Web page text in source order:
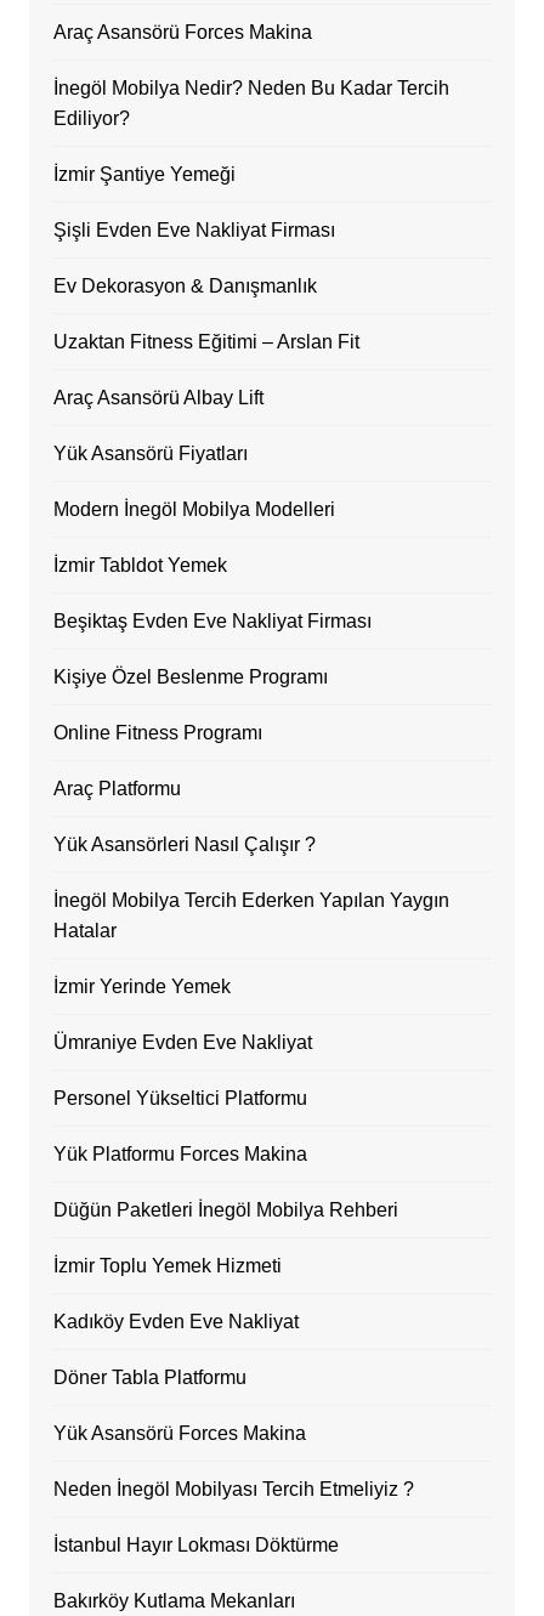
Araç Asansörü Forces Makina
İnegöl Mobilya Nedir? Neden Bu Kadar Tercih
Ediliyor?
İzmir Şantiye Yemeği
Şişli Evden Eve Nakliyat Firması
Ev Dekorasyon & Danışmanlık
Uzaktan Fitness Eğitimi – Arslan Fit
Araç Asansörü Albay Lift
Yük Asansörü Fiyatları
Modern İnegöl Mobilya Modelleri
İzmir Tabldot Yemek
Beşiktaş Evden Eve Nakliyat Firması
Kişiye Özel Beslenme Programı
Online Fitness Programı
Araç Platformu
Yük Asansörleri Nasıl Çalışır ?
İnegöl Mobilya Tercih Ederken Yapılan Yaygın
Hatalar
İzmir Yerinde Yemek
Ümraniye Evden Eve Nakliyat
Personel Yükseltici Platformu
Yük Platformu Forces Makina
Düğün Paketleri İnegöl Mobilya Rehberi
İzmir Toplu Yemek Hizmeti
Kadıköy Evden Eve Nakliyat
Döner Tabla Platformu
Yük Asansörü Forces Makina
Neden İnegöl Mobilyası Tercih Etmeliyiz ?
İstanbul Hayır Lokması Döktürme
Bakırköy Kutlama Mekanları